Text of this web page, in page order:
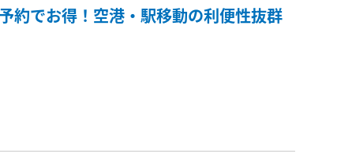
約でお得！空港・駅移動の利便性抜群